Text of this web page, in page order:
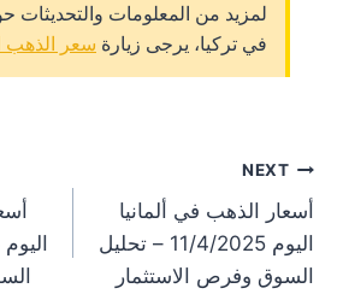
لمزيد من المعلومات والتحديثات
في تركيا، يرجى زيارة سعر الذهب
NEXT
أسعار الذهب في ألمانيا
اليوم 11/4/2025 – تحليل
السوق وفرص الاستثمار